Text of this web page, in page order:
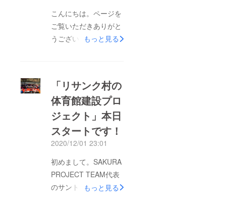
体育館は2015年に建
設開始して現段階では
7割る工事が完了して
の資金のためクラウド
ファンディングを始め
ています。是非皆様の
ご協力お願いします。
こんにちは。ページを
ご覧いただきありがと
うございます。今回
だきます。【体育館建
設活動の概要】2015
年4月25日に発生した
ネパール大地震では、
死者・行方不明者は
壊建物は約 59万棟に
もなりました。そうし
た中で、大学で土木・
もっと見る
「リサンク村の
体育館建設プロ
ジェクト」本日
スタートです！
2020/12/01 23:01
初めまして。SAKURA
PROJECT TEAM代表
のサントスと申しま
もっと見る